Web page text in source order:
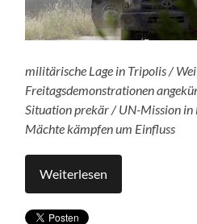
militärische Lage in Tripolis /
Freitagsdemonstrationen
Situation prekär / UN-Mission in
Mächte kämpfen um Einfluss
Weiterlesen